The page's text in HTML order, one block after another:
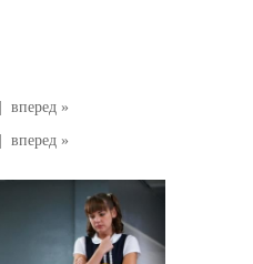
вперед »
вперед »